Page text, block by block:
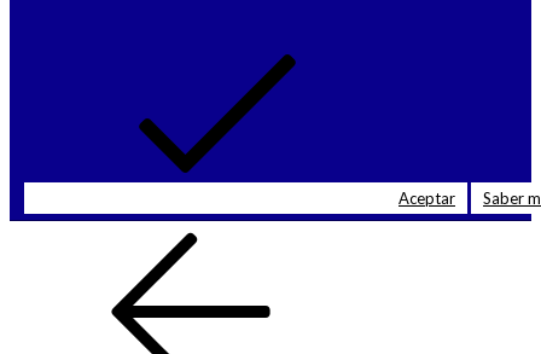
Aceptar Saber